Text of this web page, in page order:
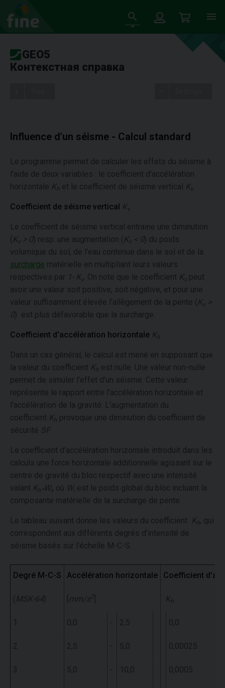
GEO5
Контекстная справка
Influence d'un séisme - Calcul standard
Le programme permet de calculer les effets du séisme à
l'aide de deux variables : le coefficient d'accélération
horizontale Kh et le coefficient de séisme vertical Kv
Coefficient de séisme vertical Kv
Le coefficient de séisme vertical entraine une diminution
( Kv > 0) resp. une augmentation ( Kv < 0) du poids
volumique du sol, de l'eau contenue dans le sol et de la
surcharge matérielle en multipliant leurs valeurs
respectives par 1- Kv . On note que le coefficient Kv peut
avoir une valeur soit positive, soit négative, et pour une
valeur suffisamment élevée l'allègement de la pente ( Kv >
0) est plus défavorable que la surcharge.
Coefficient d'accélération horizontale Kh
Dans un cas général, le calcul est mené en supposant que
la valeur du coefficient Kh est nulle. Une valeur non-nulle
permet de simuler l'effet d'un séisme. Cette valeur
représente le rapport entre l'accélération horizontale et
l'accélération de la gravité. L'augmentation du
coefficient Kh provoque une diminution du coefficient de
sécurité SF
Le coefficient d'accélération horizontale introduit dans les
calculs une force horizontale additionnelle agissant sur le
centre de gravité du bloc respectif avec une intensité
valant Kh* Wi, où Wi est le poids global du bloc incluant la
composante matérielle de la surcharge de pente.
Le tableau suivant donne les valeurs du coefficient Kh, qui
correspondent aux différents degrés d'intensité de
séisme basés sur l'échelle M-C-S.
Degré M-C-S Accélération horizontale Coefficient
( MSK-64) mm/s2 Kh
1 0,0 - 2,5 0,0
2 2,5 - 5,0 0,00025
3 5,0 - 10,0 0,0005